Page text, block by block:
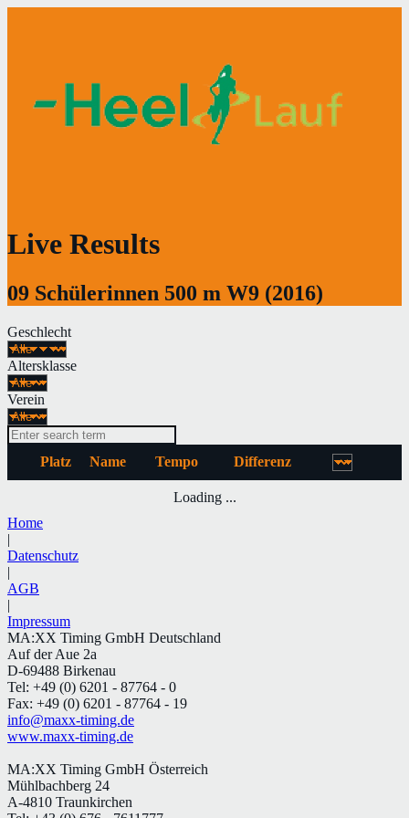
Live Results
09 Schülerinnen 500 m W9 (2016)
Geschlecht
Altersklasse
Verein
Platz Name Tempo Differenz
Loading ...
Home
|
Datenschutz
|
AGB
|
Impressum
MA:XX Timing GmbH Deutschland
Auf der Aue 2a
D-69488 Birkenau
Tel: +49 (0) 6201 - 87764 - 0
Fax: +49 (0) 6201 - 87764 - 19
info@maxx-timing.de
www.maxx-timing.de
MA:XX Timing GmbH Österreich
Mühlbachberg 24
A-4810 Traunkirchen